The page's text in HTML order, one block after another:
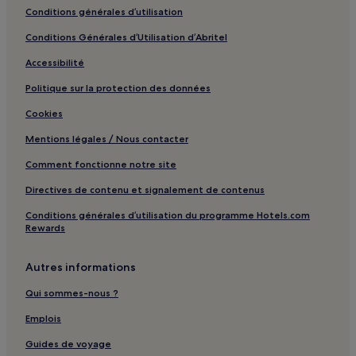
Galéria : hôtels Hôtels avec parking
Galéria : hôtels
Albitreccia : hôtels Hôtels avec parking
Cargèse : hôtels Hôtels avec parking
Corse : hôtels Hôtels avec piscine
Corse : hôtels Hôtels avec parking
Corse : hôtels Hôtels acceptant les animaux de compagnie
Corse : hôtels Hôtels d’affaires
Conditions générales d’utilisation
Conditions Générales d’Utilisation d’Abritel
Accessibilité
Politique sur la protection des données
Cookies
Mentions légales / Nous contacter
Comment fonctionne notre site
Directives de contenu et signalement de contenus
Conditions générales d’utilisation du programme Hotels.com
Rewards
Autres informations
Qui sommes-nous ?
Emplois
Guides de voyage